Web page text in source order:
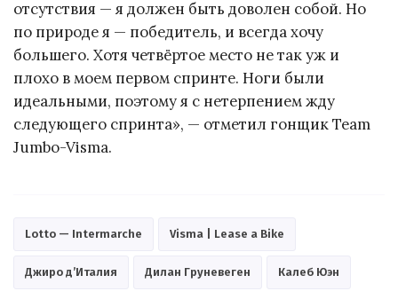
отсутствия — я должен быть доволен собой. Но
по природе я — победитель, и всегда хочу
большего. Хотя четвёртое место не так уж и
плохо в моем первом спринте. Ноги были
идеальными, поэтому я с нетерпением жду
следующего спринта», — отметил гонщик Team
Jumbo-Visma.
Lotto — Intermarche Visma | Lease a Bike
Джиро д’Италия Дилан Груневеген Калеб Юэн